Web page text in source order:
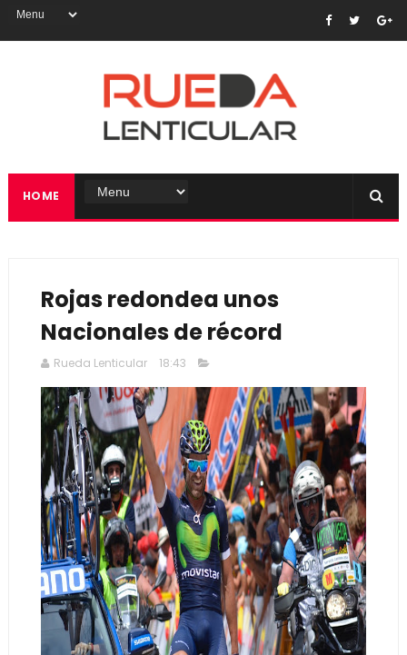
HOME
Rojas redondea unos
Nacionales de récord
Rueda Lenticular 18:43